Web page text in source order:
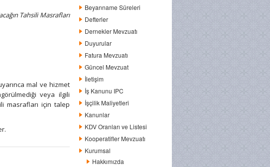
Tahsili Masrafları
mal ve hizmet
veya ilgili
masrafları için talep
Beyanname Süreleri
Defterler
Dernekler Mevzuatı
Duyurular
Fatura Mevzuatı
Güncel Mevzuat
İletişim
İş Kanunu IPC
İşçilik Maliyetleri
Kanunlar
KDV Oranları ve Listesi
Kooperatifler Mevzuatı
Kurumsal
Hakkımızda